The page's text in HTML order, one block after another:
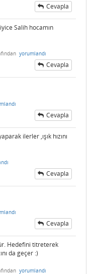
Cevapla
Salih hocamın
yorumlandı
Cevapla
Cevapla
ilerler ,ışık hızını
Cevapla
Cevapla
Hedefini titreterek
da geçer :)
yorumlandı